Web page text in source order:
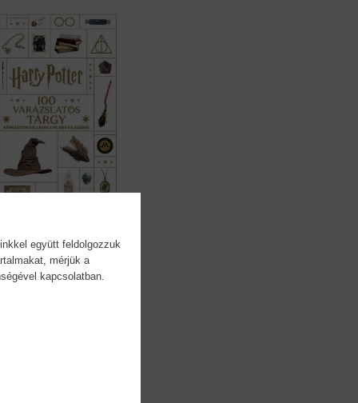
- 100...
együtt feldolgozzuk
mérjük a
kapcsolatban.